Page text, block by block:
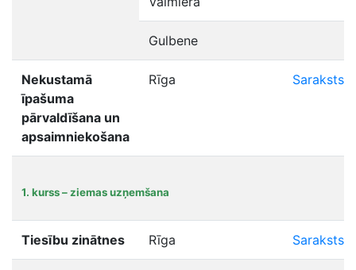
Gulbene
Nekustamā
īpašuma
pārvaldīšana un
apsaimniekošana
Rīga Saraksts
1. kurss – ziemas uzņemšana
Tiesību zinātnes Rīga Saraksts